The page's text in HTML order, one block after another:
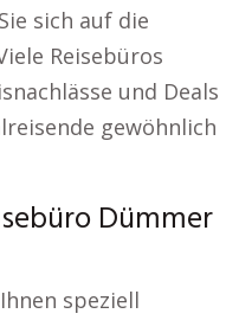
sich auf die
Reisebüros
und Deals
gewöhnlich
Dümmer
speziell